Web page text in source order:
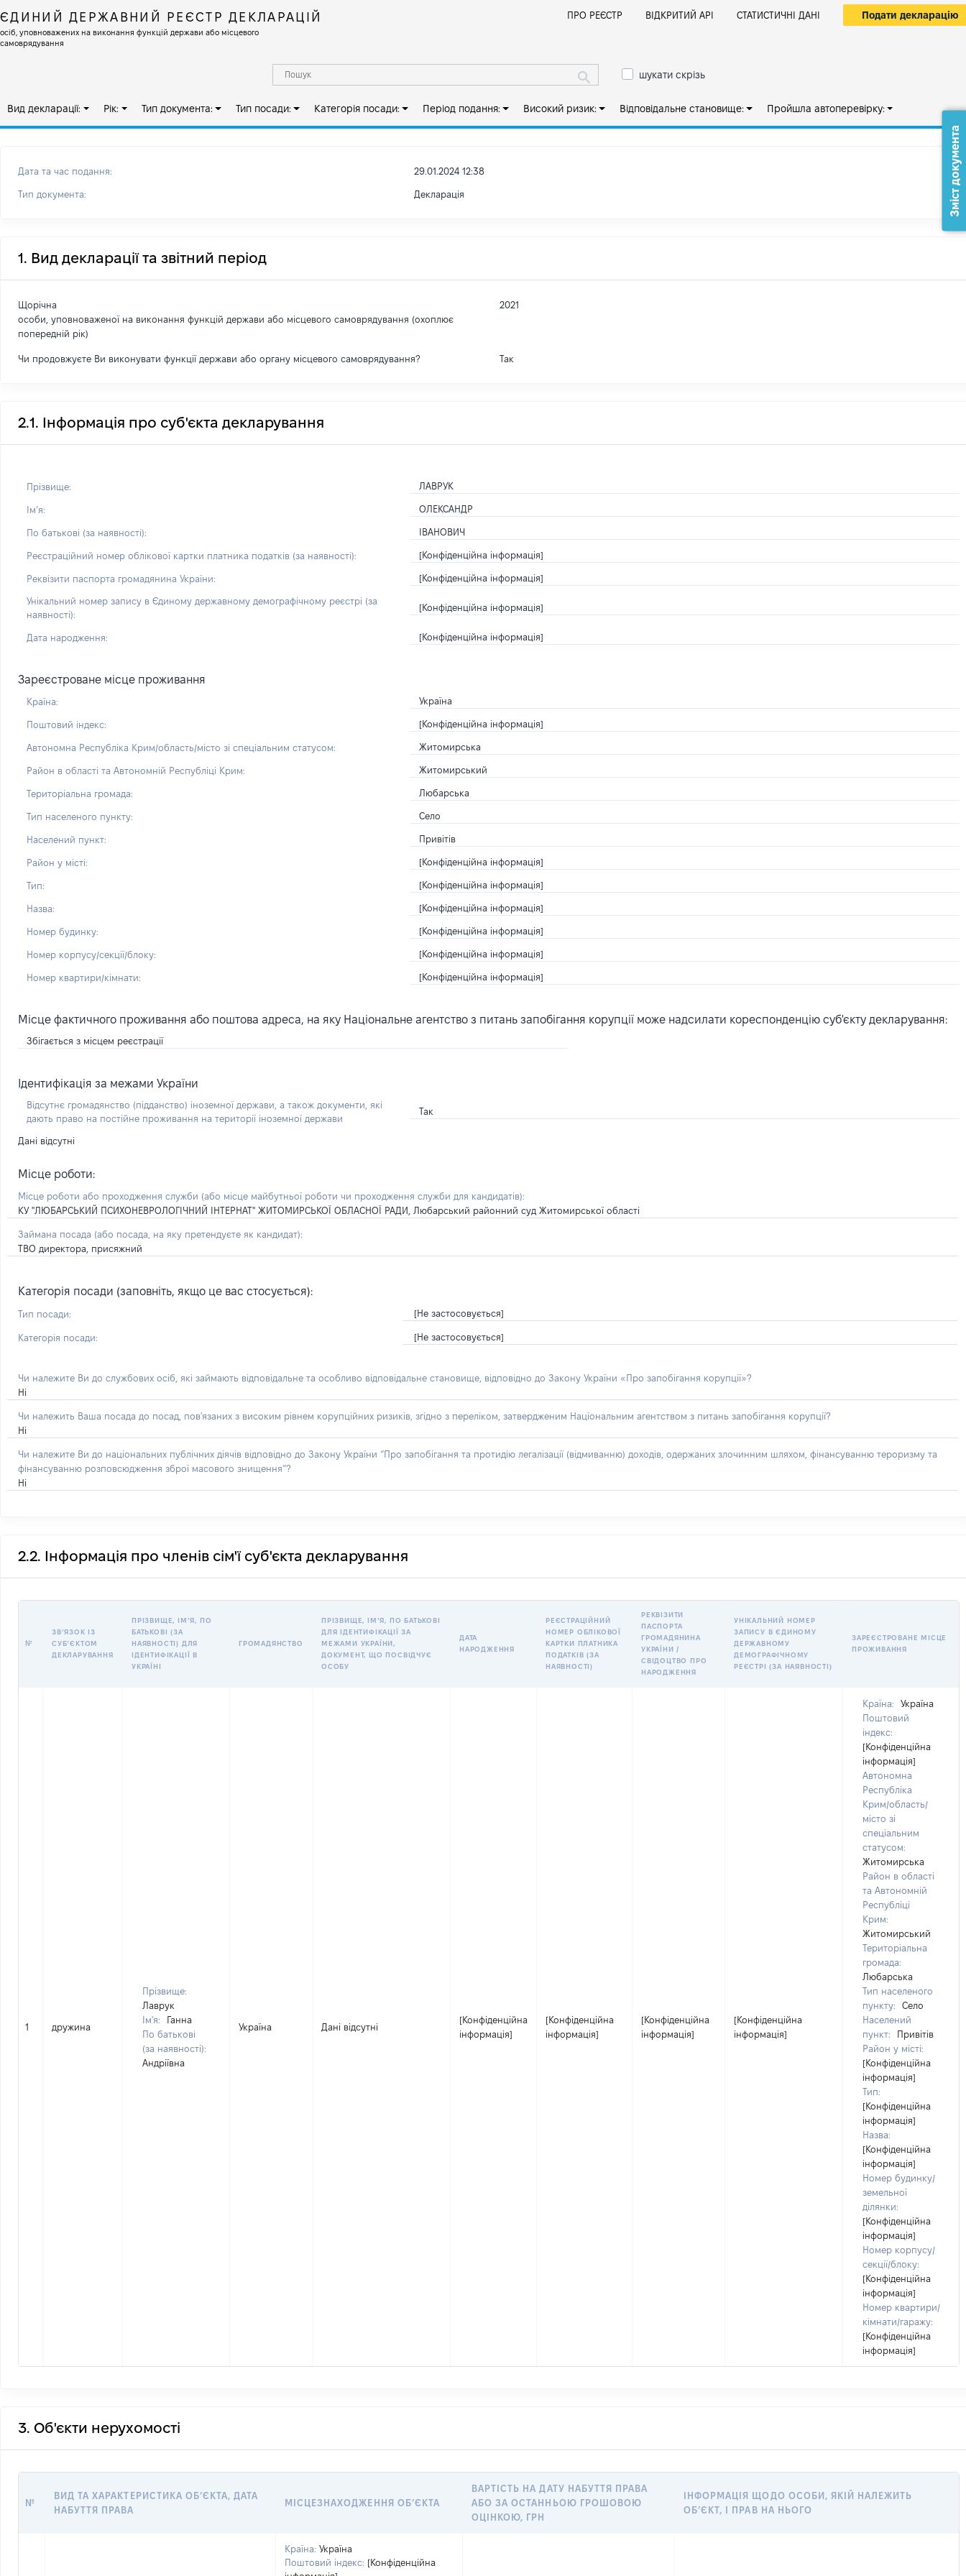
ЄДИНИЙ ДЕРЖАВНИЙ РЕЄСТР ДЕКЛАРАЦІЙ
осіб, уповноважених на виконання функцій держави або місцевого
самоврядування
ПРО РЕЄСТР ВІДКРИТИЙ АРІ СТАТИСТИЧНІ ДАНІ Подати декларацію
шукати скрізь
Вид декларації: Рік: Тип документа: Тип посади: Категорія посади: Період подання: Високий ризик: Відповідальне становище: Пройшла автоперевірку:
Дата та час подання: 29.01.2024 12:38
Тип документа: Декларація
1. Вид декларації та звітний період
Щорічна
особи, уповноваженої на виконання функцій держави або місцевого самоврядування (охоплює
попередній рік)
2021
Чи продовжуєте Ви виконувати функції держави або органу місцевого самоврядування? Так
2.1. Інформація про суб'єкта декларування
Прізвище: ЛАВРУК
Імʼя: ОЛЕКСАНДР
По батькові (за наявності): ІВАНОВИЧ
Реєстраційний номер облікової картки платника податків (за наявності): [Конфіденційна інформація]
Реквізити паспорта громадянина України: [Конфіденційна інформація]
Унікальний номер запису в Єдиному державному демографічному реєстрі (за
наявності):
[Конфіденційна інформація]
Дата народження: [Конфіденційна інформація]
Зареєстроване місце проживання
Країна: Україна
Поштовий індекс: [Конфіденційна інформація]
Автономна Республіка Крим/область/місто зі спеціальним статусом: Житомирська
Район в області та Автономній Республіці Крим: Житомирський
Територіальна громада: Любарська
Тип населеного пункту: Село
Населений пункт: Привітів
Район у місті: [Конфіденційна інформація]
Тип: [Конфіденційна інформація]
Назва: [Конфіденційна інформація]
Номер будинку: [Конфіденційна інформація]
Номер корпусу/секції/блоку: [Конфіденційна інформація]
Номер квартири/кімнати: [Конфіденційна інформація]
Місце фактичного проживання або поштова адреса, на яку Національне агентство з питань запобігання корупції може надсилати кореспонденцію суб'єкту декларування:
Збігається з місцем реєстрації
Ідентифікація за межами України
Відсутнє громадянство (підданство) іноземної держави, а також документи, які
дають право на постійне проживання на території іноземної держави
Так
Дані відсутні
Місце роботи:
Місце роботи або проходження служби (або місце майбутньої роботи чи проходження служби для кандидатів):
КУ "ЛЮБАРСЬКИЙ ПСИХОНЕВРОЛОГІЧНИЙ ІНТЕРНАТ" ЖИТОМИРСЬКОЇ ОБЛАСНОЇ РАДИ, Любарський районний суд Житомирської області
Займана посада (або посада, на яку претендуєте як кандидат):
ТВО директора, присяжний
Категорія посади (заповніть, якщо це вас стосується):
Тип посади: [Не застосовується]
Категорія посади: [Не застосовується]
Чи належите Ви до службових осіб, які займають відповідальне та особливо відповідальне становище, відповідно до Закону України «Про запобігання корупції»?
Ні
Чи належить Ваша посада до посад, пов'язаних з високим рівнем корупційних ризиків, згідно з переліком, затвердженим Національним агентством з питань запобігання корупції?
Ні
Чи належите Ви до національних публічних діячів відповідно до Закону України “Про запобігання та протидію легалізації (відмиванню) доходів, одержаних злочинним шляхом, фінансуванню тероризму та
фінансуванню розповсюдження зброї масового знищення”?
Ні
2.2. Інформація про членів сім'ї суб'єкта декларування
№
ЗВʼЯЗОК ІЗ
СУБʼЄКТОМ
ДЕКЛАРУВАННЯ
ПРІЗВИЩЕ, ІМʼЯ, ПО
БАТЬКОВІ (ЗА
НАЯВНОСТІ) ДЛЯ
ІДЕНТИФІКАЦІЇ В
УКРАЇНІ
ГРОМАДЯНСТВО
ПРІЗВИЩЕ, ІМʼЯ, ПО БАТЬКОВІ
ДЛЯ ІДЕНТИФІКАЦІЇ ЗА
МЕЖАМИ УКРАЇНИ,
ДОКУМЕНТ, ЩО ПОСВІДЧУЄ
ОСОБУ
ДАТА
НАРОДЖЕННЯ
РЕЄСТРАЦІЙНИЙ
НОМЕР ОБЛІКОВОЇ
КАРТКИ ПЛАТНИКА
ПОДАТКІВ (ЗА
НАЯВНОСТІ)
РЕКВІЗИТИ
ПАСПОРТА
ГРОМАДЯНИНА
УКРАЇНИ /
СВІДОЦТВО ПРО
НАРОДЖЕННЯ
УНІКАЛЬНИЙ НОМЕР
ЗАПИСУ В ЄДИНОМУ
ДЕРЖАВНОМУ
ДЕМОГРАФІЧНОМУ
РЕЄСТРІ (ЗА НАЯВНОСТІ)
ЗАРЕЄСТРОВАНЕ МІСЦЕ
ПРОЖИВАННЯ
1 дружина
Прізвище:
Лаврук
Ім'я:
Ганна
По батькові
(за наявності):
Андріївна
Україна Дані відсутні
[Конфіденційна
інформація]
[Конфіденційна
інформація]
[Конфіденційна
інформація]
[Конфіденційна
інформація]
Країна:
Україна
Поштовий
індекс:
[Конфіденційна
інформація]
Автономна
Республіка
Крим/область/
місто зі
спеціальним
статусом:
Житомирська
Район в області
та Автономній
Республіці
Крим:
Житомирський
Територіальна
громада:
Любарська
Тип населеного
пункту:
Село
Населений
пункт:
Привітів
Район у місті:
[Конфіденційна
інформація]
Тип:
[Конфіденційна
інформація]
Назва:
[Конфіденційна
інформація]
Номер будинку/
земельної
ділянки:
[Конфіденційна
інформація]
Номер корпусу/
секції/блоку:
[Конфіденційна
інформація]
Номер квартири/
кімнати/гаражу:
[Конфіденційна
інформація]
3. Об'єкти нерухомості
№
ВИД ТА ХАРАКТЕРИСТИКА ОБʼЄКТА, ДАТА
НАБУТТЯ ПРАВА
МІСЦЕЗНАХОДЖЕННЯ ОБʼЄКТА
ВАРТІСТЬ НА ДАТУ НАБУТТЯ ПРАВА
АБО ЗА ОСТАННЬОЮ ГРОШОВОЮ
ОЦІНКОЮ, ГРН
ІНФОРМАЦІЯ ЩОДО ОСОБИ, ЯКІЙ НАЛЕЖИТЬ
ОБ’ЄКТ, І ПРАВ НА НЬОГО
Країна: Україна
Поштовий індекс: [Конфіденційна
Зміст документа